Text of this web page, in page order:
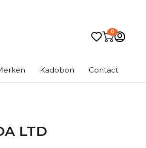
0
Kadobon Contact
LTD